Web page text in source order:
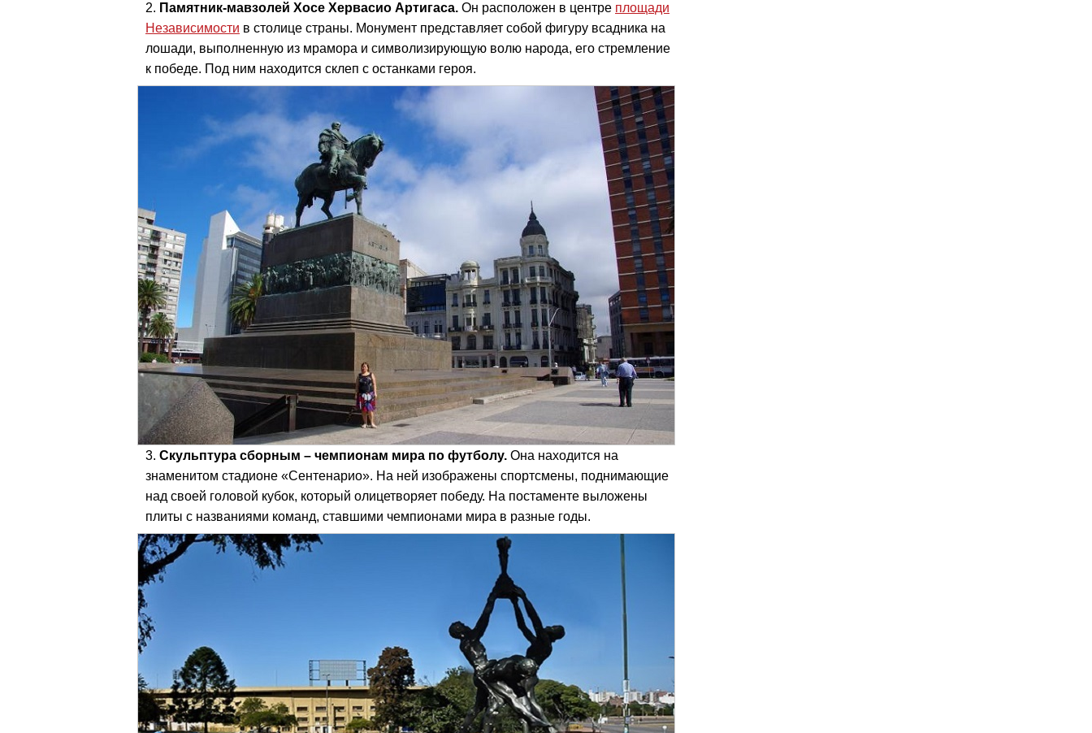
Памятник-мавзолей Хосе Хервасио Артигаса. Он расположен в центре площади
Независимости в столице страны. Монумент представляет собой фигуру всадника на
лошади, выполненную из мрамора и символизирующую волю народа, его стремление
к победе. Под ним находится склеп с останками героя.
Скульптура сборным – чемпионам мира по футболу. Она находится на
знаменитом стадионе «Сентенарио». На ней изображены спортсмены, поднимающие
над своей головой кубок, который олицетворяет победу. На постаменте выложены
плиты с названиями команд, ставшими чемпионами мира в разные годы.